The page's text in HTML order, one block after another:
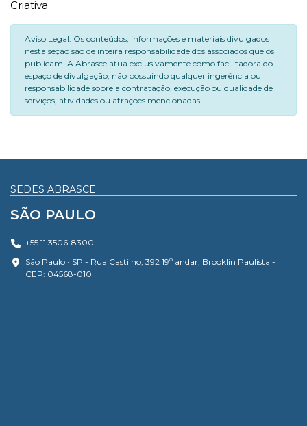
Criativa.
Aviso Legal: Os conteúdos, informações e materiais divulgados
nesta seção são de inteira responsabilidade dos associados que os
publicam. A Abrasce atua exclusivamente como facilitadora do
espaço de divulgação, não possuindo qualquer ingerência ou
responsabilidade sobre a contratação, execução ou qualidade de
serviços, atividades ou atrações mencionadas.
SEDES ABRASCE
SÃO PAULO
+55 11 3506-8300
São Paulo • SP - Rua Castilho, 392 19º andar, Brooklin Paulista -
CEP: 04568-010